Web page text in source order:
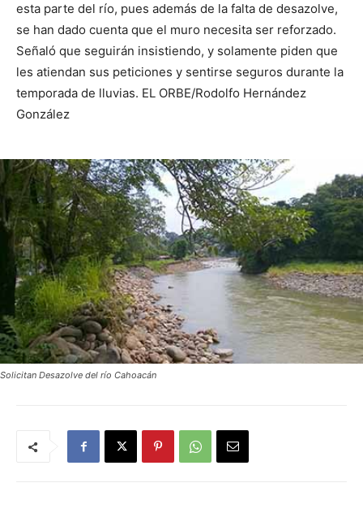
esta parte del río, pues además de la falta de desazolve,
se han dado cuenta que el muro necesita ser reforzado.
Señaló que seguirán insistiendo, y solamente piden que
les atiendan sus peticiones y sentirse seguros durante la
temporada de lluvias. EL ORBE/Rodolfo Hernández
González
Solicitan Desazolve del río Cahoacán